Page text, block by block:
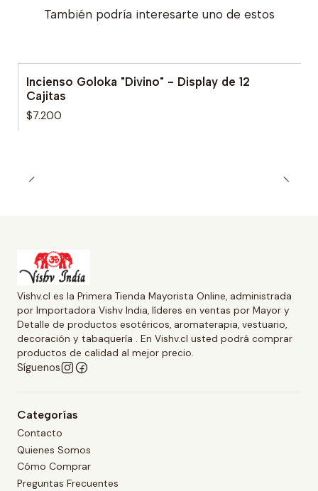
También podría interesarte uno de estos
Incienso Goloka "Divino" - Display de 12
Cajitas
$7.200
Vishv.cl es la Primera Tienda Mayorista Online, administrada
por Importadora Vishv India, líderes en ventas por Mayor y
Detalle de productos esotéricos, aromaterapia, vestuario,
decoración y tabaquería . En Vishv.cl usted podrá comprar
productos de calidad al mejor precio.
Síguenos
Categorías
Contacto
Quienes Somos
Cómo Comprar
Preguntas Frecuentes